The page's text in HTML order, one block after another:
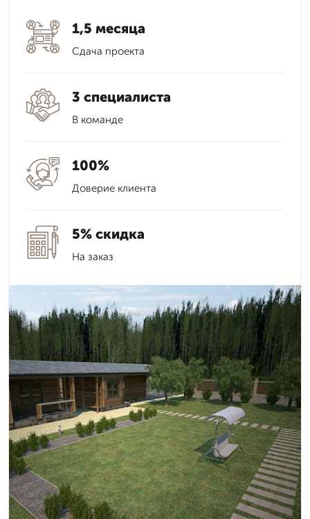
1,5 месяца
Сдача проекта
3 специалиста
В команде
100%
Доверие клиента
5% скидка
На заказ